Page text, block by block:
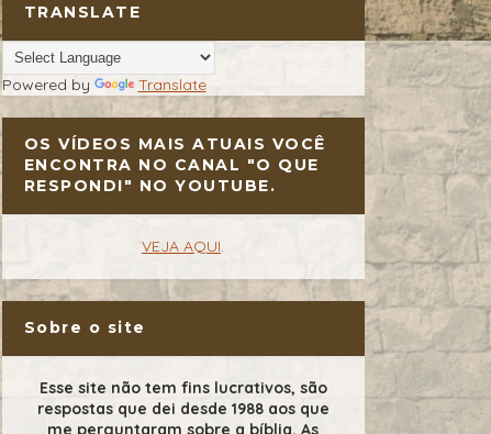
TRANSLATE
Powered by Translate
OS VÍDEOS MAIS ATUAIS VOCÊ
ENCONTRA NO CANAL "O QUE
RESPONDI" NO YOUTUBE.
VEJA AQUI.
Sobre o site
Esse site não tem fins lucrativos, são
respostas que dei desde 1988 aos que
me perguntaram sobre a bíblia. As